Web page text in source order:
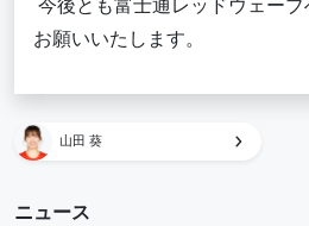
今後とも富士通レッドウェーブ
お願いいたします。
山田 葵
ニュース